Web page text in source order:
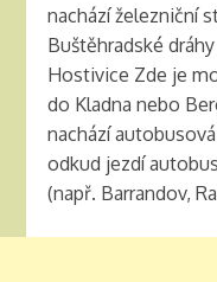
nachází železniční
Buštěhradské
Hostivice Zde je
do Kladna nebo
nachází
odkud jezdí
(např. Barrandov,